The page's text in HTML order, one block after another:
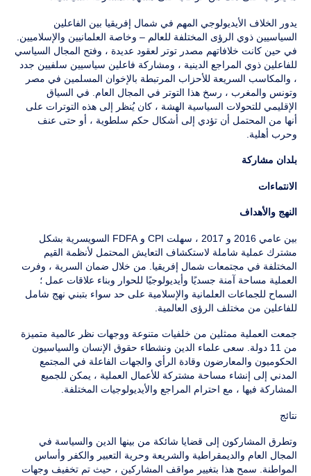
يدور الخلاف الأيديولوجي المهم في شمال إفريقيا بين الفاعلين
السياسيين ذوي الرؤى المختلفة للعالم – وخاصة العلمانيين والإسلاميين.
في حين كانت خلافاتهم مصدر توتر لعقود عديدة ، وفتح المجال السياسي
للفاعلين ذوي المراجع الدينية ، ومشاركة فاعلين سياسيين سلفيين جدد
، والمكاسب السريعة للأحزاب المرتبطة بالإخوان المسلمين في مصر
وتونس والمغرب ، رسخ هذا التوتر في المجال العام. في السياق
الإقليمي للتحولات السياسية الهشة ، كان يُنظر إلى هذه التوترات على
أنها من المحتمل أن تؤدي إلى أشكال حكم سلطوية ، أو حتى عنف
وحرب أهلية.
بلدان مشاركة
الانتماءات
النهج والأهداف
بين عامي 2016 و 2017 ، سهلت CPI و FDFA السويسرية بشكل
مشترك عملية شاملة لاستكشاف التعايش المحتمل لأنظمة القيم
المختلفة في مجتمعات شمال إفريقيا. من خلال ضمان السرية ، وفرت
العملية مساحة آمنة جسديًا وأيديولوجيًا للحوار وبناء علاقات عمل ؛
السماح للجماعات العلمانية والإسلامية على حد سواء بتبني نهج شامل
للفاعلين من مختلف الرؤى العالمية.
جمعت العملية ممثلين من خلفيات متنوعة ووجهات نظر عالمية متميزة
من 11 دولة. سعى علماء الدين ونشطاء حقوق الإنسان والسياسيون
الحكوميون والمعارضون وقادة الرأي والجهات الفاعلة في المجتمع
المدني إلى إنشاء مساحة مشتركة للأعمال العملية ، يمكن للجميع
المشاركة فيها ، مع احترام المراجع والأيديولوجيات المختلفة.
نتائج
وتطرق المشاركون إلى قضايا شائكة من بينها الدين والسياسة في
المجال العام والديمقراطية والشريعة وحرية التعبير والكفر وأساس
المواطنة. سمح هذا بتغيير مواقف المشاركين ، حيث تم تخفيف وجهات